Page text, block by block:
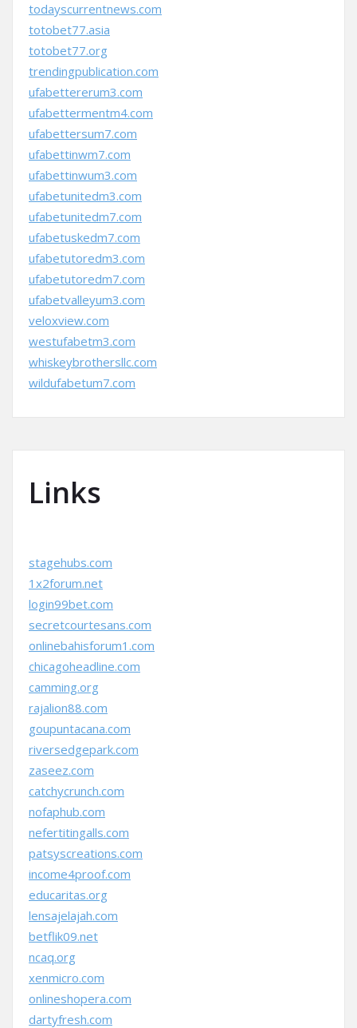
todayscurrentnews.com
totobet77.asia
totobet77.org
trendingpublication.com
ufabettererum3.com
ufabettermentm4.com
ufabettersum7.com
ufabettinwm7.com
ufabettinwum3.com
ufabetunitedm3.com
ufabetunitedm7.com
ufabetuskedm7.com
ufabetutoredm3.com
ufabetutoredm7.com
ufabetvalleyum3.com
veloxview.com
westufabetm3.com
whiskeybrothersllc.com
wildufabetum7.com
Links
stagehubs.com
1x2forum.net
login99bet.com
secretcourtesans.com
onlinebahisforum1.com
chicagoheadline.com
camming.org
rajalion88.com
goupuntacana.com
riversedgepark.com
zaseez.com
catchycrunch.com
nofaphub.com
nefertitingalls.com
patsyscreations.com
income4proof.com
educaritas.org
lensajelajah.com
betflik09.net
ncaq.org
xenmicro.com
onlineshopera.com
dartyfresh.com